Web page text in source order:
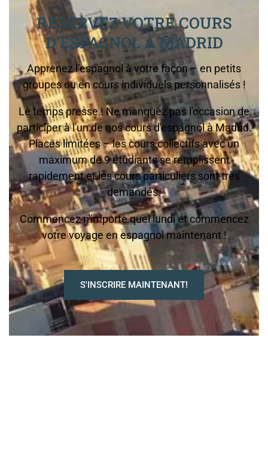
RÉSERVEZ VOTRE COURS
D'ESPAGNOL À MADRID
Apprenez l’espagnol à votre façon – en petits
groupes ou en cours individuels personnalisés !
Le temps presse ! Ne manquez pas l'occasion de
participer à l'un de nos cours d'espagnol à Madrid.
Places limitées – les cours collectifs avec un
maximum de 9 étudiants se remplissent
rapidement et les cours particuliers sont très
demandés.
Commencez n'importe quel lundi et commencez
votre voyage en espagnol maintenant !
S'INSCRIRE MAINTENANT!